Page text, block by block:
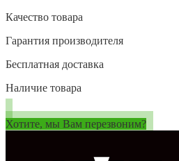
Качество товара
Гарантия производителя
Бесплатная доставка
Наличие товара
Хотите, мы Вам перезвоним?